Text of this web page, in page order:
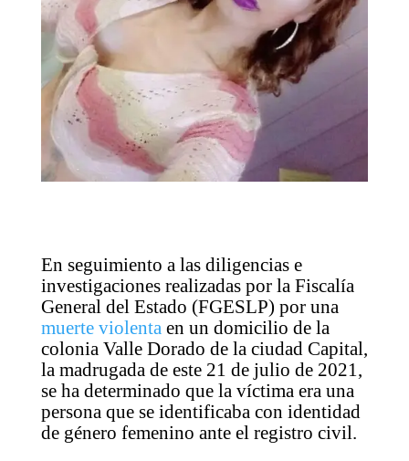
En seguimiento a las diligencias e
investigaciones realizadas por la Fiscalía
General del Estado (FGESLP) por una
muerte violentaen un domicilio de la
colonia Valle Dorado de la ciudad Capital,
la madrugada de este 21 de julio de 2021,
se ha determinado que la víctima era una
persona que se identificaba con identidad
de género femenino ante el registro civil.